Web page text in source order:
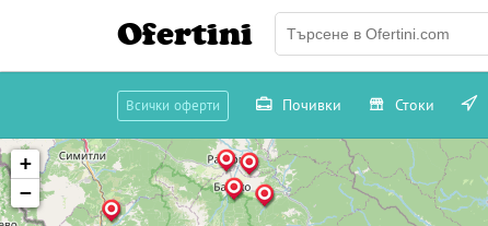
Ofertini
Всички оферти Почивки Стоки
+
−